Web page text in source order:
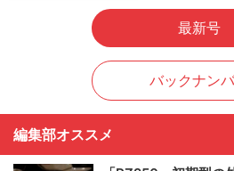
最新号
バックナン
編集部オススメ